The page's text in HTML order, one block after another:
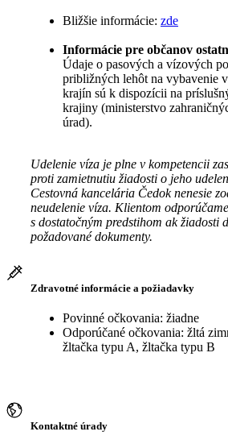
Bližšie informácie: zde
Informácie pre občanov
Údaje o pasových a vízových
približných lehôt na vybavenie
krajín sú k dispozícii na
krajiny (ministerstvo
úrad).
Udelenie víza je plne v kompetencii
proti zamietnutiu žiadosti o jeho
Cestovná kancelária Čedok nenesie
neudelenie víza. Klientom
s dostatočným predstihom ak žiadosti
požadované dokumenty.
Zdravotné informácie a požiadavky
Povinné očkovania: žiadne
Odporúčané očkovania: žltá
žltačka typu A, žltačka typu B
Kontaktné úrady